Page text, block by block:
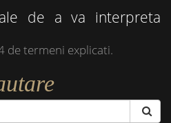
de a va interpreta
de termeni explicati.